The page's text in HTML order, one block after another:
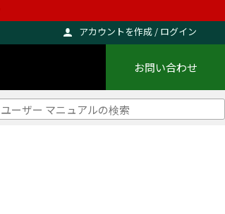
アカウントを作成 / ログイン
お問い合わせ